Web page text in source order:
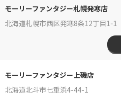
モーリーファンタジー札幌発寒店
北海道札幌市西区発寒8条12丁目1-1
モーリーファンタジー上磯店
北海道北斗市七重浜4-44-1